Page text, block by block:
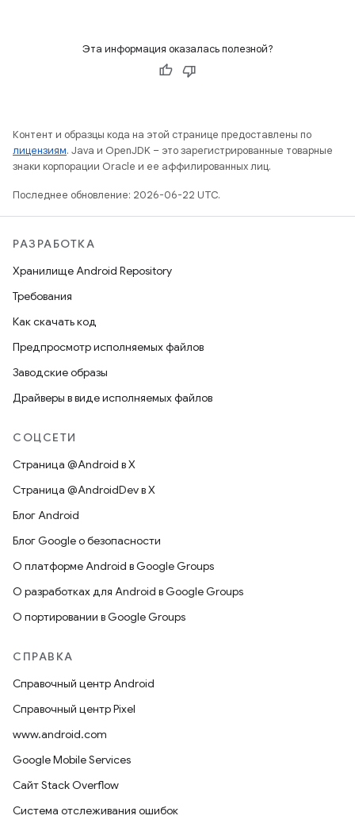
Эта информация оказалась полезной?
Контент и образцы кода на этой странице предоставлены по
лицензиям. Java и OpenJDK – это зарегистрированные товарные
знаки корпорации Oracle и ее аффилированных лиц.
Последнее обновление: 2026-06-22 UTC.
РАЗРАБОТКА
Хранилище Android Repository
Требования
Как скачать код
Предпросмотр исполняемых файлов
Заводские образы
Драйверы в виде исполняемых файлов
СОЦСЕТИ
Страница @Android в X
Страница @AndroidDev в X
Блог Android
Блог Google о безопасности
О платформе Android в Google Groups
О разработках для Android в Google Groups
О портировании в Google Groups
СПРАВКА
Справочный центр Android
Справочный центр Pixel
www.android.com
Google Mobile Services
Сайт Stack Overflow
Система отслеживания ошибок